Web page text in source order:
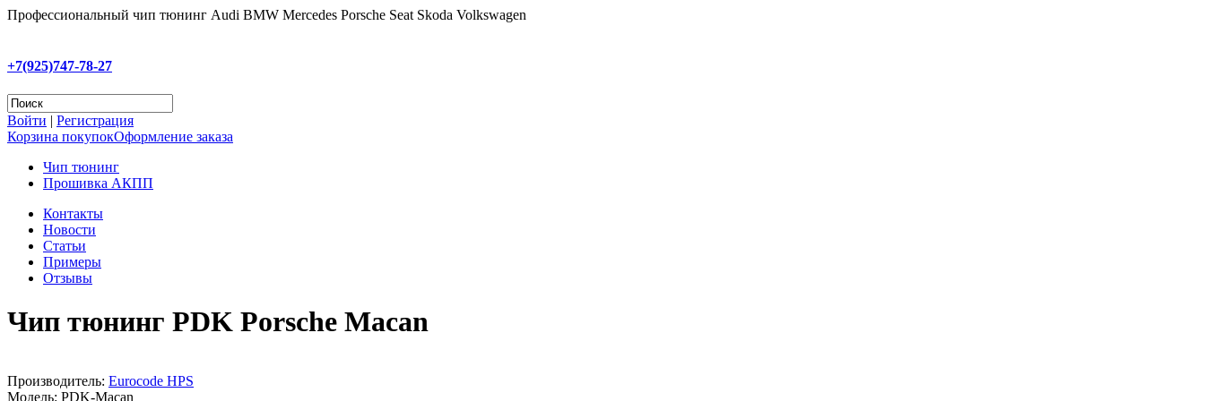
Профессиональный чип тюнинг Audi BMW Mercedes Porsche Seat Skoda Volkswagen
+7(925)747-78-27
Войти | Регистрация
Корзина покупокОформление заказа
Чип тюнинг
Прошивка АКПП
Контакты
Новости
Статьи
Примеры
Отзывы
Чип тюнинг PDK Porsche Macan
Производитель: Eurocode HPS
Модель: PDK-Macan